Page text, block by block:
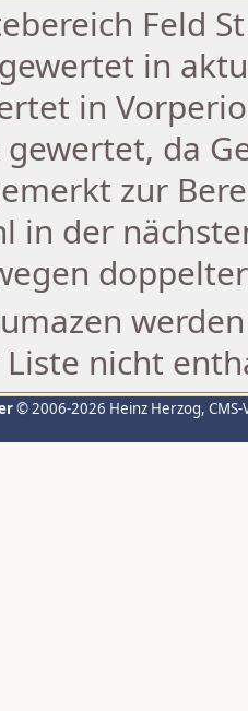
Feld
in
in
da
zur
in der
nicht
© 2006-2026 Heinz Herzog,